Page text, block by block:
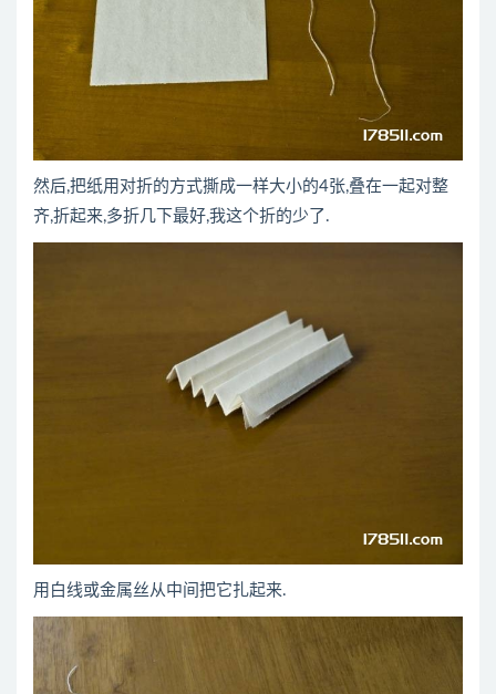
然后,把纸用对折的方式撕成一样大小的4张,叠在一起对整
齐,折起来,多折几下最好,我这个折的少了.
用白线或金属丝从中间把它扎起来.